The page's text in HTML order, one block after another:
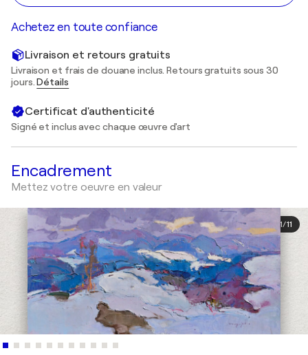
Achetez en toute confiance
Livraison et retours gratuits
Livraison et frais de douane inclus. Retours gratuits sous 30
jours.Détails
Certificat d'authenticité
Signé et inclus avec chaque œuvre d'art
Encadrement
Mettez votre oeuvre en valeur
1/11